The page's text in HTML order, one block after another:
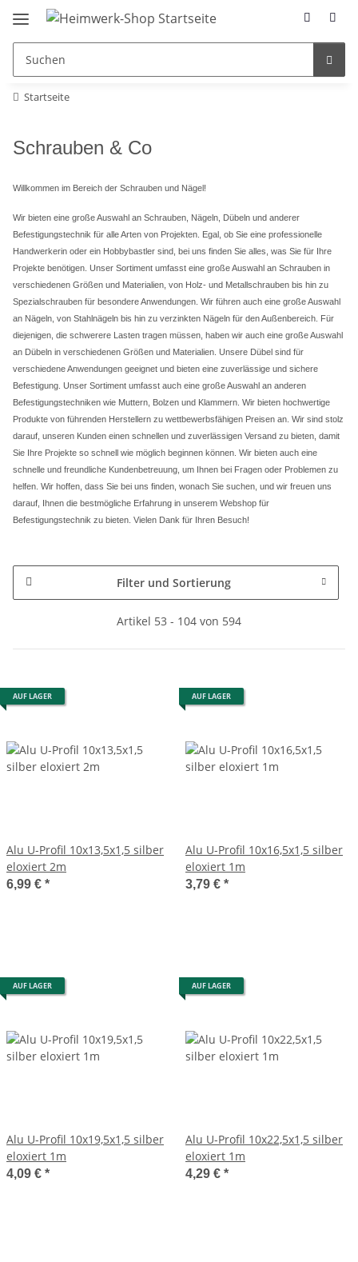
Startseite
Schrauben & Co
Willkommen im Bereich der Schrauben und Nägel!
Wir bieten eine große Auswahl an Schrauben, Nägeln, Dübeln und anderer
Befestigungstechnik für alle Arten von Projekten. Egal, ob Sie eine professionelle
Handwerkerin oder ein Hobbybastler sind, bei uns finden Sie alles, was Sie für Ihre
Projekte benötigen. Unser Sortiment umfasst eine große Auswahl an Schrauben in
verschiedenen Größen und Materialien, von Holz- und Metallschrauben bis hin zu
Spezialschrauben für besondere Anwendungen. Wir führen auch eine große Auswahl
an Nägeln, von Stahlnägeln bis hin zu verzinkten Nägeln für den Außenbereich. Für
diejenigen, die schwerere Lasten tragen müssen, haben wir auch eine große Auswahl
an Dübeln in verschiedenen Größen und Materialien. Unsere Dübel sind für
verschiedene Anwendungen geeignet und bieten eine zuverlässige und sichere
Befestigung. Unser Sortiment umfasst auch eine große Auswahl an anderen
Befestigungstechniken wie Muttern, Bolzen und Klammern. Wir bieten hochwertige
Produkte von führenden Herstellern zu wettbewerbsfähigen Preisen an. Wir sind stolz
darauf, unseren Kunden einen schnellen und zuverlässigen Versand zu bieten, damit
Sie Ihre Projekte so schnell wie möglich beginnen können. Wir bieten auch eine
schnelle und freundliche Kundenbetreuung, um Ihnen bei Fragen oder Problemen zu
helfen. Wir hoffen, dass Sie bei uns finden, wonach Sie suchen, und wir freuen uns
darauf, Ihnen die bestmögliche Erfahrung in unserem Webshop für
Befestigungstechnik zu bieten. Vielen Dank für Ihren Besuch!
Filter und Sortierung
Artikel 53 - 104 von 594
AUF LAGER
Alu U-Profil 10x13,5x1,5 silber
eloxiert 2m
6,99 € *
AUF LAGER
Alu U-Profil 10x16,5x1,5 silber
eloxiert 1m
3,79 € *
AUF LAGER
Alu U-Profil 10x19,5x1,5 silber
eloxiert 1m
4,09 € *
AUF LAGER
Alu U-Profil 10x22,5x1,5 silber
eloxiert 1m
4,29 € *